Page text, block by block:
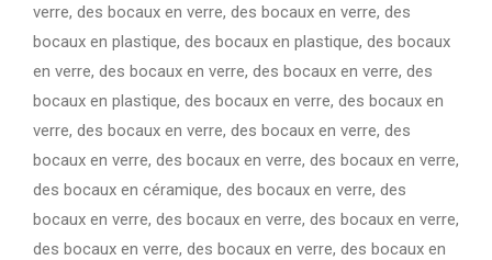
verre, des bocaux en verre, des bocaux en verre, des
bocaux en plastique, des bocaux en plastique, des bocaux
en verre, des bocaux en verre, des bocaux en verre, des
bocaux en plastique, des bocaux en verre, des bocaux en
verre, des bocaux en verre, des bocaux en verre, des
bocaux en verre, des bocaux en verre, des bocaux en verre,
des bocaux en céramique, des bocaux en verre, des
bocaux en verre, des bocaux en verre, des bocaux en verre,
des bocaux en verre, des bocaux en verre, des bocaux en